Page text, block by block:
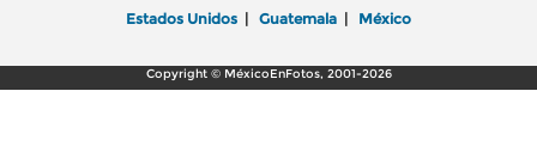
Estados Unidos | Guatemala | México
Copyright © MéxicoEnFotos, 2001-2026